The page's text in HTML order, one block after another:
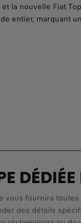
la nouvelle Fiat
entier, marquant
vous fournira
des détails